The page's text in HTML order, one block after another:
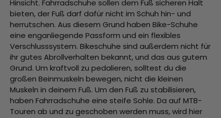
Hinsicht. Fahrradschuhe sollen dem Fuß sicheren Halt
bieten, der Fuß darf dafür nicht im Schuh hin- und
herrutschen. Aus diesem Grund haben Bike-Schuhe
eine enganliegende Passform und ein flexibles
Verschlusssystem. Bikeschuhe sind außerdem nicht für
ihr gutes Abrollverhalten bekannt, und das aus gutem
Grund. Um kraftvoll zu pedalieren, solltest du die
großen Beinmuskeln bewegen, nicht die kleinen
Muskeln in deinem Fuß. Um den Fuß zu stabilisieren,
haben Fahrradschuhe eine steife Sohle. Da auf MTB-
Touren ab und zu geschoben werden muss, wird hier